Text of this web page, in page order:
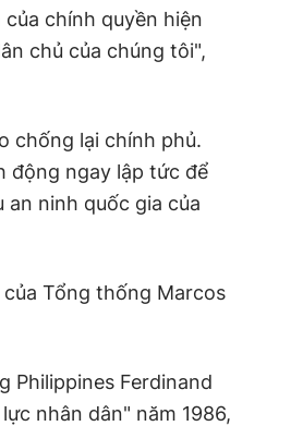
chính quyền hiện
chủ của chúng tôi",
chống lại chính phủ.
động ngay lập tức để
an ninh quốc gia của
Tổng thống Marcos
Philippines Ferdinand
nhân dân" năm 1986,